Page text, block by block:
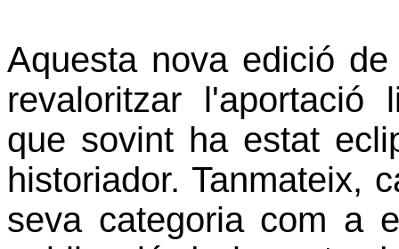
Aquesta nova edició
revaloritzar l'aportació
que sovint ha estat
historiador. Tanmateix,
seva categoria com a